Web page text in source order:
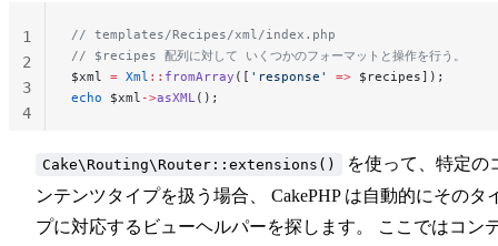
// templates/Recipes/xml/index.php
// $recipes 配列に対して いくつかのフォーマットと操作を行う。
$xml = Xml :: fromArray ([ 'response' => $recipes]);
echo $xml ->asXML ();
1
2
3
4
Cake\Routing\Router::extensions()
を使って、特定の
ンテンツタイプを扱う場合、 CakePHP は自動的にそのタ
プに対応するビューヘルパーを探します。 ここではコン